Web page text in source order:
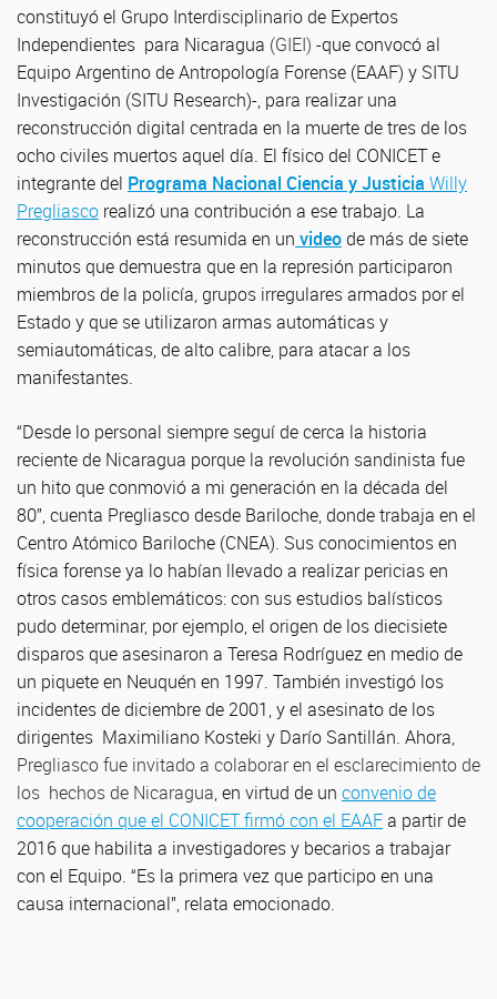
constituyó el Grupo Interdisciplinario de Expertos
Independientes para Nicaragua (GIEI) -que convocó al
Equipo Argentino de Antropología Forense (EAAF) y SITU
Investigación (SITU Research)-, para realizar una
reconstrucción digital centrada en la muerte de tres de los
ocho civiles muertos aquel día. El físico del CONICET e
integrante del Programa Nacional Ciencia y Justicia Willy
Pregliasco realizó una contribución a ese trabajo. La
reconstrucción está resumida en un videode más de siete
minutos que demuestra que en la represión participaron
miembros de la policía, grupos irregulares armados por el
Estado y que se utilizaron armas automáticas y
semiautomáticas, de alto calibre, para atacar a los
manifestantes.
“Desde lo personal siempre seguí de cerca la historia
reciente de Nicaragua porque la revolución sandinista fue
un hito que conmovió a mi generación en la década del
80”, cuenta Pregliasco desde Bariloche, donde trabaja en el
Centro Atómico Bariloche (CNEA). Sus conocimientos en
física forense ya lo habían llevado a realizar pericias en
otros casos emblemáticos: con sus estudios balísticos
pudo determinar, por ejemplo, el origen de los diecisiete
disparos que asesinaron a Teresa Rodríguez en medio de
un piquete en Neuquén en 1997. También investigó los
incidentes de diciembre de 2001, y el asesinato de los
dirigentes Maximiliano Kosteki y Darío Santillán. Ahora,
Pregliasco fue invitado a colaborar en el esclarecimiento de
los hechos de Nicaragua, en virtud de un convenio de
cooperación que el CONICET firmó con el EAAFa partir de
2016 que habilita a investigadores y becarios a trabajar
con el Equipo. “Es la primera vez que participo en una
causa internacional”, relata emocionado.